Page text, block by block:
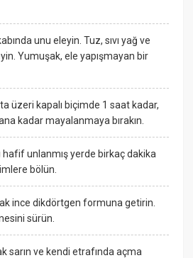
unu eleyin. Tuz, sıvı yağ ve
Yumuşak, ele yapışmayan bir
üzeri kapalı biçimde 1 saat kadar,
kadar mayalanmaya bırakın.
unlanmış yerde birkaç dakika
bölün.
ince dikdörtgen formuna getirin.
sürün.
sarın ve kendi etrafında açma